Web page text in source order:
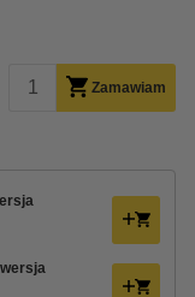
Zamawiam